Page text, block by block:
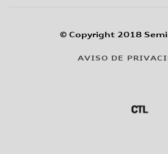
© Copyright 2018
AVISO DE